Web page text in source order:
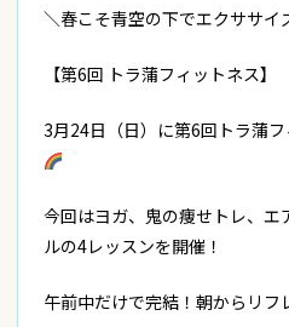
＼春こそ青空の下でエクササイ
【第6回 トラ蒲フィットネス】
3月24日（日）に第6回トラ蒲
今回はヨガ、鬼の痩せトレ、エ
ルの4レッスンを開催！
午前中だけで完結！朝からリフ